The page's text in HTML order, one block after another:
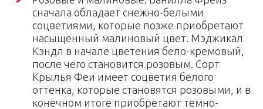
сначала обладает снежно-белыми
соцветиями, которые позже приобретают
насыщенный малиновый цвет. Мэджикал
Кэндл в начале цветения бело-кремовый,
после чего становится розовым. Сорт
Крылья Феи имеет соцветия белого
оттенка, которые становятся розовыми, и в
конечном итоге приобретают темно-